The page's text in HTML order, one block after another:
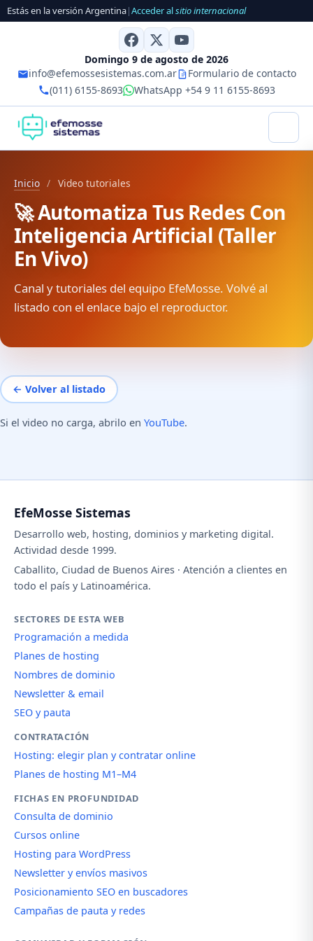
Estás en la versión Argentina|Acceder alsitio internacional
Domingo 9 de agosto de 2026
info@efemossesistemas.com.ar
Formulario de contacto
(011) 6155-8693
WhatsApp +54 9 11 6155-8693
Inicio / Video tutoriales
🚀 Automatiza Tus Redes Con
Inteligencia Artificial (Taller
En Vivo)
Canal y tutoriales del equipo EfeMosse. Volvé al
listado con el enlace bajo el reproductor.
← Volver al listado
Si el video no carga, abrilo en YouTube.
EfeMosse Sistemas
Desarrollo web, hosting, dominios y marketing digital.
Actividad desde 1999.
Caballito, Ciudad de Buenos Aires · Atención a clientes en
todo el país y Latinoamérica.
SECTORES DE ESTA WEB
Programación a medida
Planes de hosting
Nombres de dominio
Newsletter & email
SEO y pauta
CONTRATACIÓN
Hosting: elegir plan y contratar online
Planes de hosting M1–M4
FICHAS EN PROFUNDIDAD
Consulta de dominio
Cursos online
Hosting para WordPress
Newsletter y envíos masivos
Posicionamiento SEO en buscadores
Campañas de pauta y redes